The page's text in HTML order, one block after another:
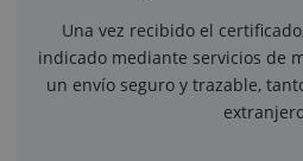
Una vez recibido el
indicado mediante servicios de
un envío seguro y trazable,